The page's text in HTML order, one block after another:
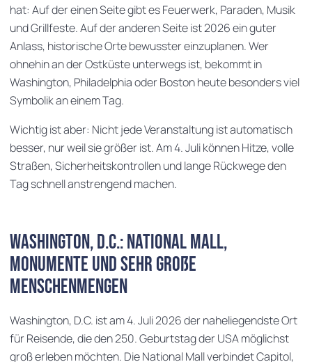
hat: Auf der einen Seite gibt es Feuerwerk, Paraden, Musik
und Grillfeste. Auf der anderen Seite ist 2026 ein guter
Anlass, historische Orte bewusster einzuplanen. Wer
ohnehin an der Ostküste unterwegs ist, bekommt in
Washington, Philadelphia oder Boston heute besonders viel
Symbolik an einem Tag.
Wichtig ist aber: Nicht jede Veranstaltung ist automatisch
besser, nur weil sie größer ist. Am 4. Juli können Hitze, volle
Straßen, Sicherheitskontrollen und lange Rückwege den
Tag schnell anstrengend machen.
Washington, D.C.: National Mall,
Monumente und sehr große
Menschenmengen
Washington, D.C. ist am 4. Juli 2026 der naheliegendste Ort
für Reisende, die den 250. Geburtstag der USA möglichst
groß erleben möchten. Die National Mall verbindet Capitol,